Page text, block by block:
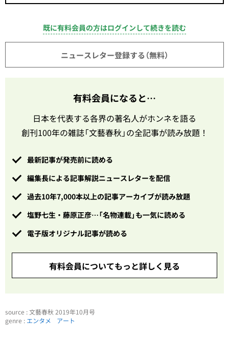
既に有料会員の方はログインして続きを読む
ニュースレター登録する（無料）
有料会員になると…
日本を代表する各界の著名人がホンネを語る
創刊100年の雑誌「文藝春秋」の全記事が読み放題！
最新記事が発売前に読める
編集長による記事解説ニュースレターを配信
過去10年7,000本以上の記事アーカイブが読み放題
塩野七生・藤原正彦…「名物連載」も一気に読める
電子版オリジナル記事が読める
有料会員についてもっと詳しく見る
source : 文藝春秋 2019年10月号
genre : エンタメ アート